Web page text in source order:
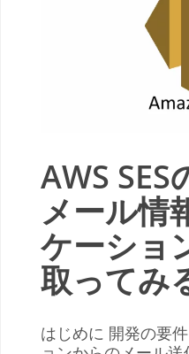
AWS
メール情
ケーショ
取ってみ
はじめに 開発の要